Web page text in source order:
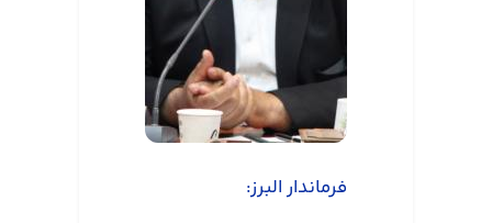
فرماندار البرز: